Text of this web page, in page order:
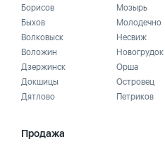
Борисов
Быхов
Волковыск
Воложин
Дзержинск
Докшицы
Дятлово
Мозырь
Молодечно
Несвиж
Новогрудок
Орша
Островец
Петриков
Продажа